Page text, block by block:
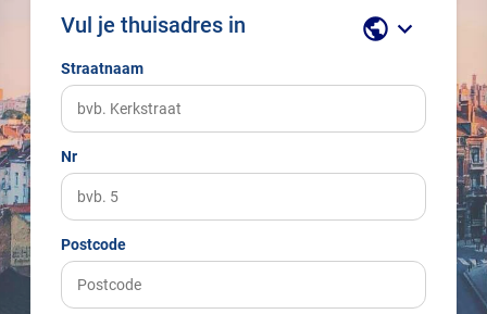
Vul je thuisadres in public keyboard_arrow_down
Straatnaam
Nr
Postcode